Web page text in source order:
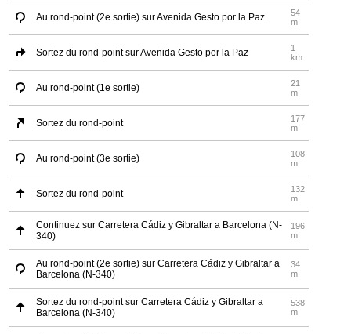
Au rond-point (2e sortie) sur Avenida Gesto por la Paz
54
m
Sortez du rond-point sur Avenida Gesto por la Paz
1
km
Au rond-point (1e sortie)
21
m
Sortez du rond-point
177
m
Au rond-point (3e sortie)
108
m
Sortez du rond-point
132
m
Continuez sur Carretera Cádiz y Gibraltar a Barcelona (N-
340)
196
m
Au rond-point (2e sortie) sur Carretera Cádiz y Gibraltar a
Barcelona (N-340)
34
m
Sortez du rond-point sur Carretera Cádiz y Gibraltar a
Barcelona (N-340)
538
m